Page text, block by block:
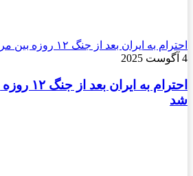
احترام به ایران بعد از جنگ ۱۲ روزه بین مردم دنیا بیشتر شد
4 آگوست 2025
احترام به
شد